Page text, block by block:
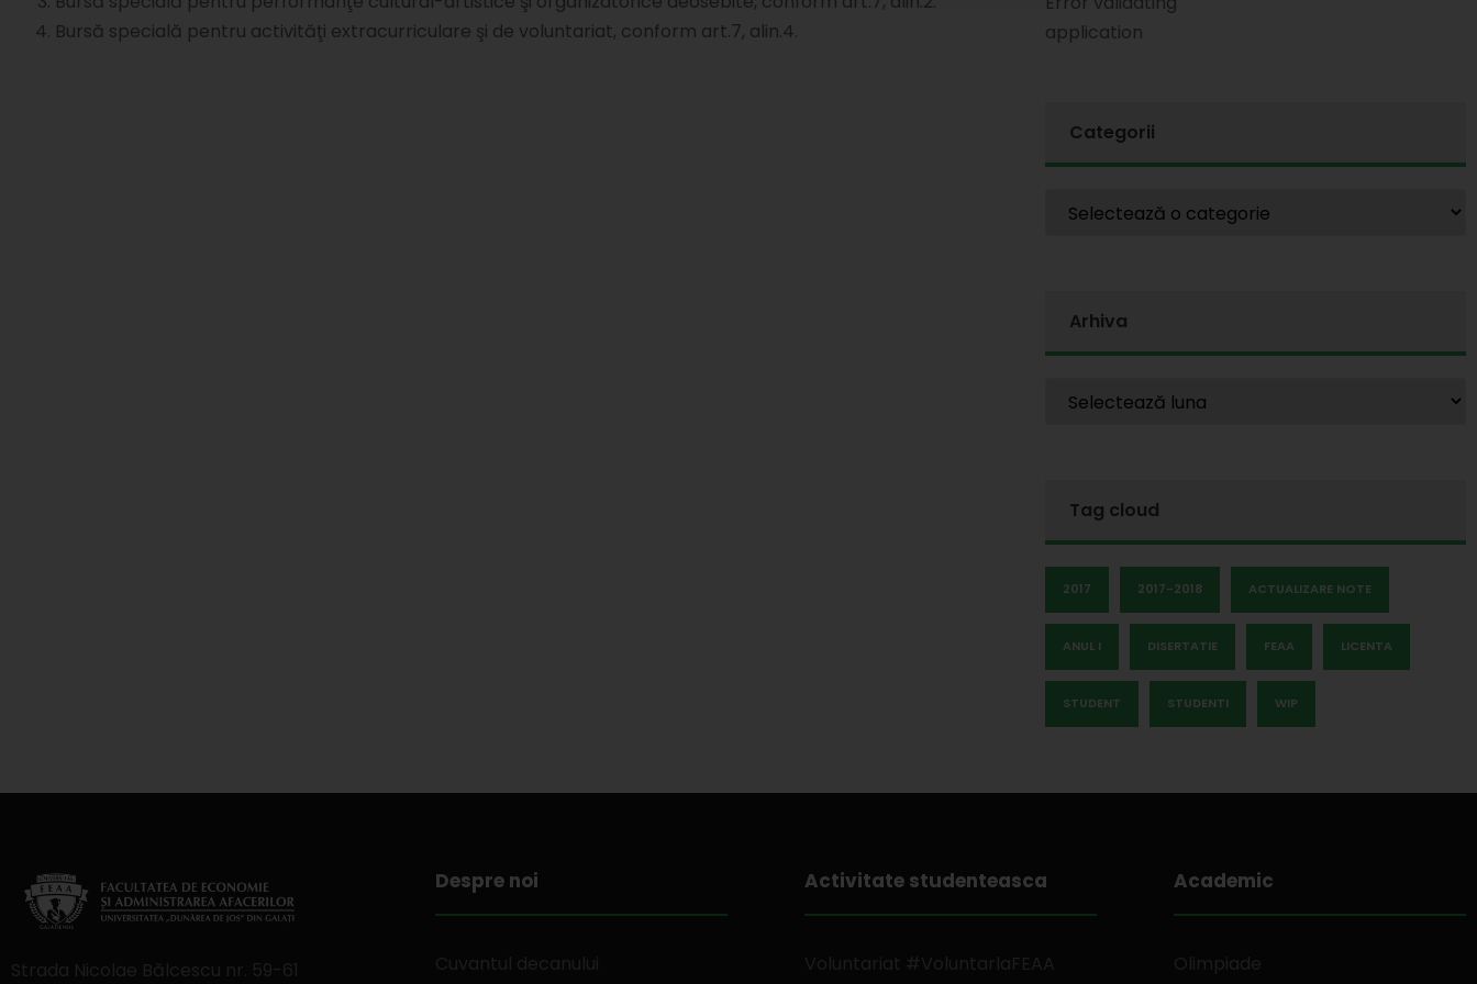
Bursă specială pentru activităţi extracurriculare şi de voluntariat, conform art.7, alin.4.
application
Categorii
Arhiva
Tag cloud
2017 2017-2018 ACTUALIZARE NOTE
ANUL I DISERTATIE FEAA LICENTA
STUDENT STUDENTI WIP
Despre noi Activitate studenteasca Academic